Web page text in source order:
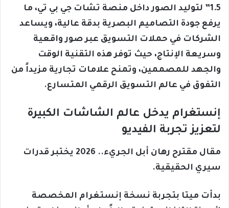
1.5” لتوليد الصور داخل منصة تشات جي بي تي، ما
يرفع جودة التصاميم البصرية بدقة عالية، ويساعد
الشركات في حملات التسويق عبر صور واقعية
وسريعة الإنتاج، حيث توفر هذه التقنية الوقت
والجهد للمصممين، وتمنح علامات تجارية مزيداً من
التفوق في عالم التسويق الرقمي المتسارع.
إنستغرام يدخل عالم الشاشات الكبيرة
لتعزيز تجربة الفيديو
مقال مقترح رهان أبل الجريء.. 2026 يختبر قدرات
سيري الحقيقية.
بدأت ميتا بتجربة نسخة إنستغرام المخصصة